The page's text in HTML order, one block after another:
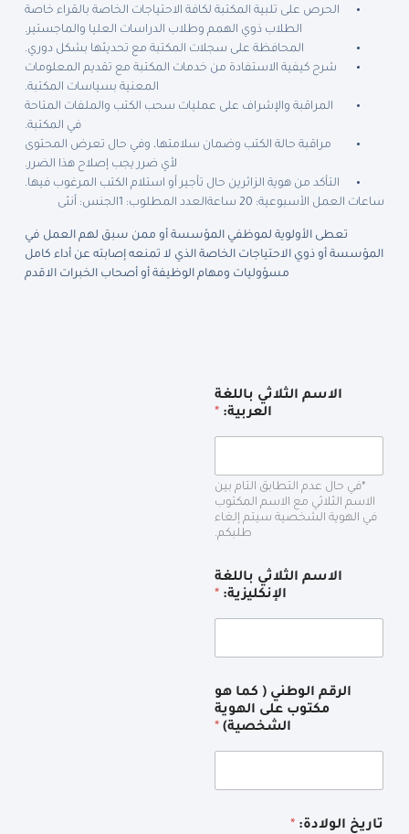
الحرص على تلبية المكتبة لكافة الاحتياجات الخاصة بالقراء خاصة
الطلاب ذوي الهمم وطلاب الدراسات العليا والماجستير.
المحافظة على سجلات المكتبة مع تحديثها بشكل دوري.
شرح كيفية الاستفادة من خدمات المكتبة مع تقديم المعلومات
المعنية بسياسات المكتبة.
المراقبة والإشراف على عمليات سحب الكتب والملفات المتاحة
في المكتبة.
مراقبة حالة الكتب وضمان سلامتها، وفي حال تعرض المحتوى
لأي ضرر يجب إصلاح هذا الضرر.
التأكد من هوية الزائرين حال تأجير أو استلام الكتب المرغوب فيها.
ساعات العمل الأسبوعية: 20 ساعة
العدد المطلوب: 1 الجنس: أنثى
تعطى الأولوية لموظفي المؤسسة أو ممن سبق لهم العمل في
المؤسسة أو ذوي الاحتياجات الخاصة الذي لا تمنعه إصابته عن أداء كامل
مسؤوليات ومهام الوظيفة أو أصحاب الخبرات الاقدم
الاسم الثلاثي باللغة
العربية: *
*في حال عدم التطابق التام بين
الاسم الثلاثي مع الاسم المكتوب
في الهوية الشخصية سيتم إلغاء
طلبكم.
الاسم الثلاثي باللغة
الإنكليزية: *
الرقم الوطني ( كما هو
مكتوب على الهوية
الشخصية) *
تاريخ الولادة: *